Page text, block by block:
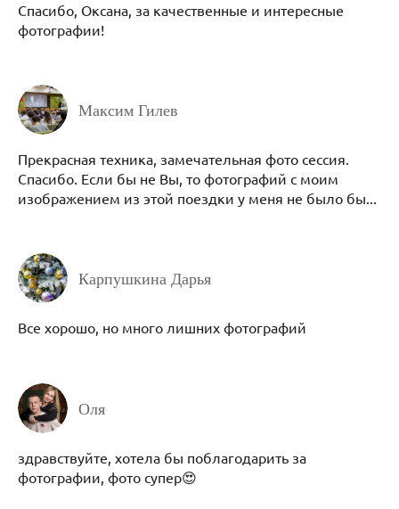
Спасибо, Оксана, за качественные и интересные
фотографии!
Максим Гилев
Прекрасная техника, замечательная фото сессия.
Спасибо. Если бы не Вы, то фотографий с моим
изображением из этой поездки у меня не было бы...
Карпушкина Дарья
Все хорошо, но много лишних фотографий
Оля
здравствуйте, хотела бы поблагодарить за
фотографии, фото супер😍